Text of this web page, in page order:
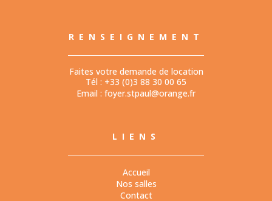
RENSEIGNEMENT
Faites votre demande de location
Tél : +33 (0)3 88 30 00 65
Email : foyer.stpaul@orange.fr
LIENS
Accueil
Nos salles
Contact